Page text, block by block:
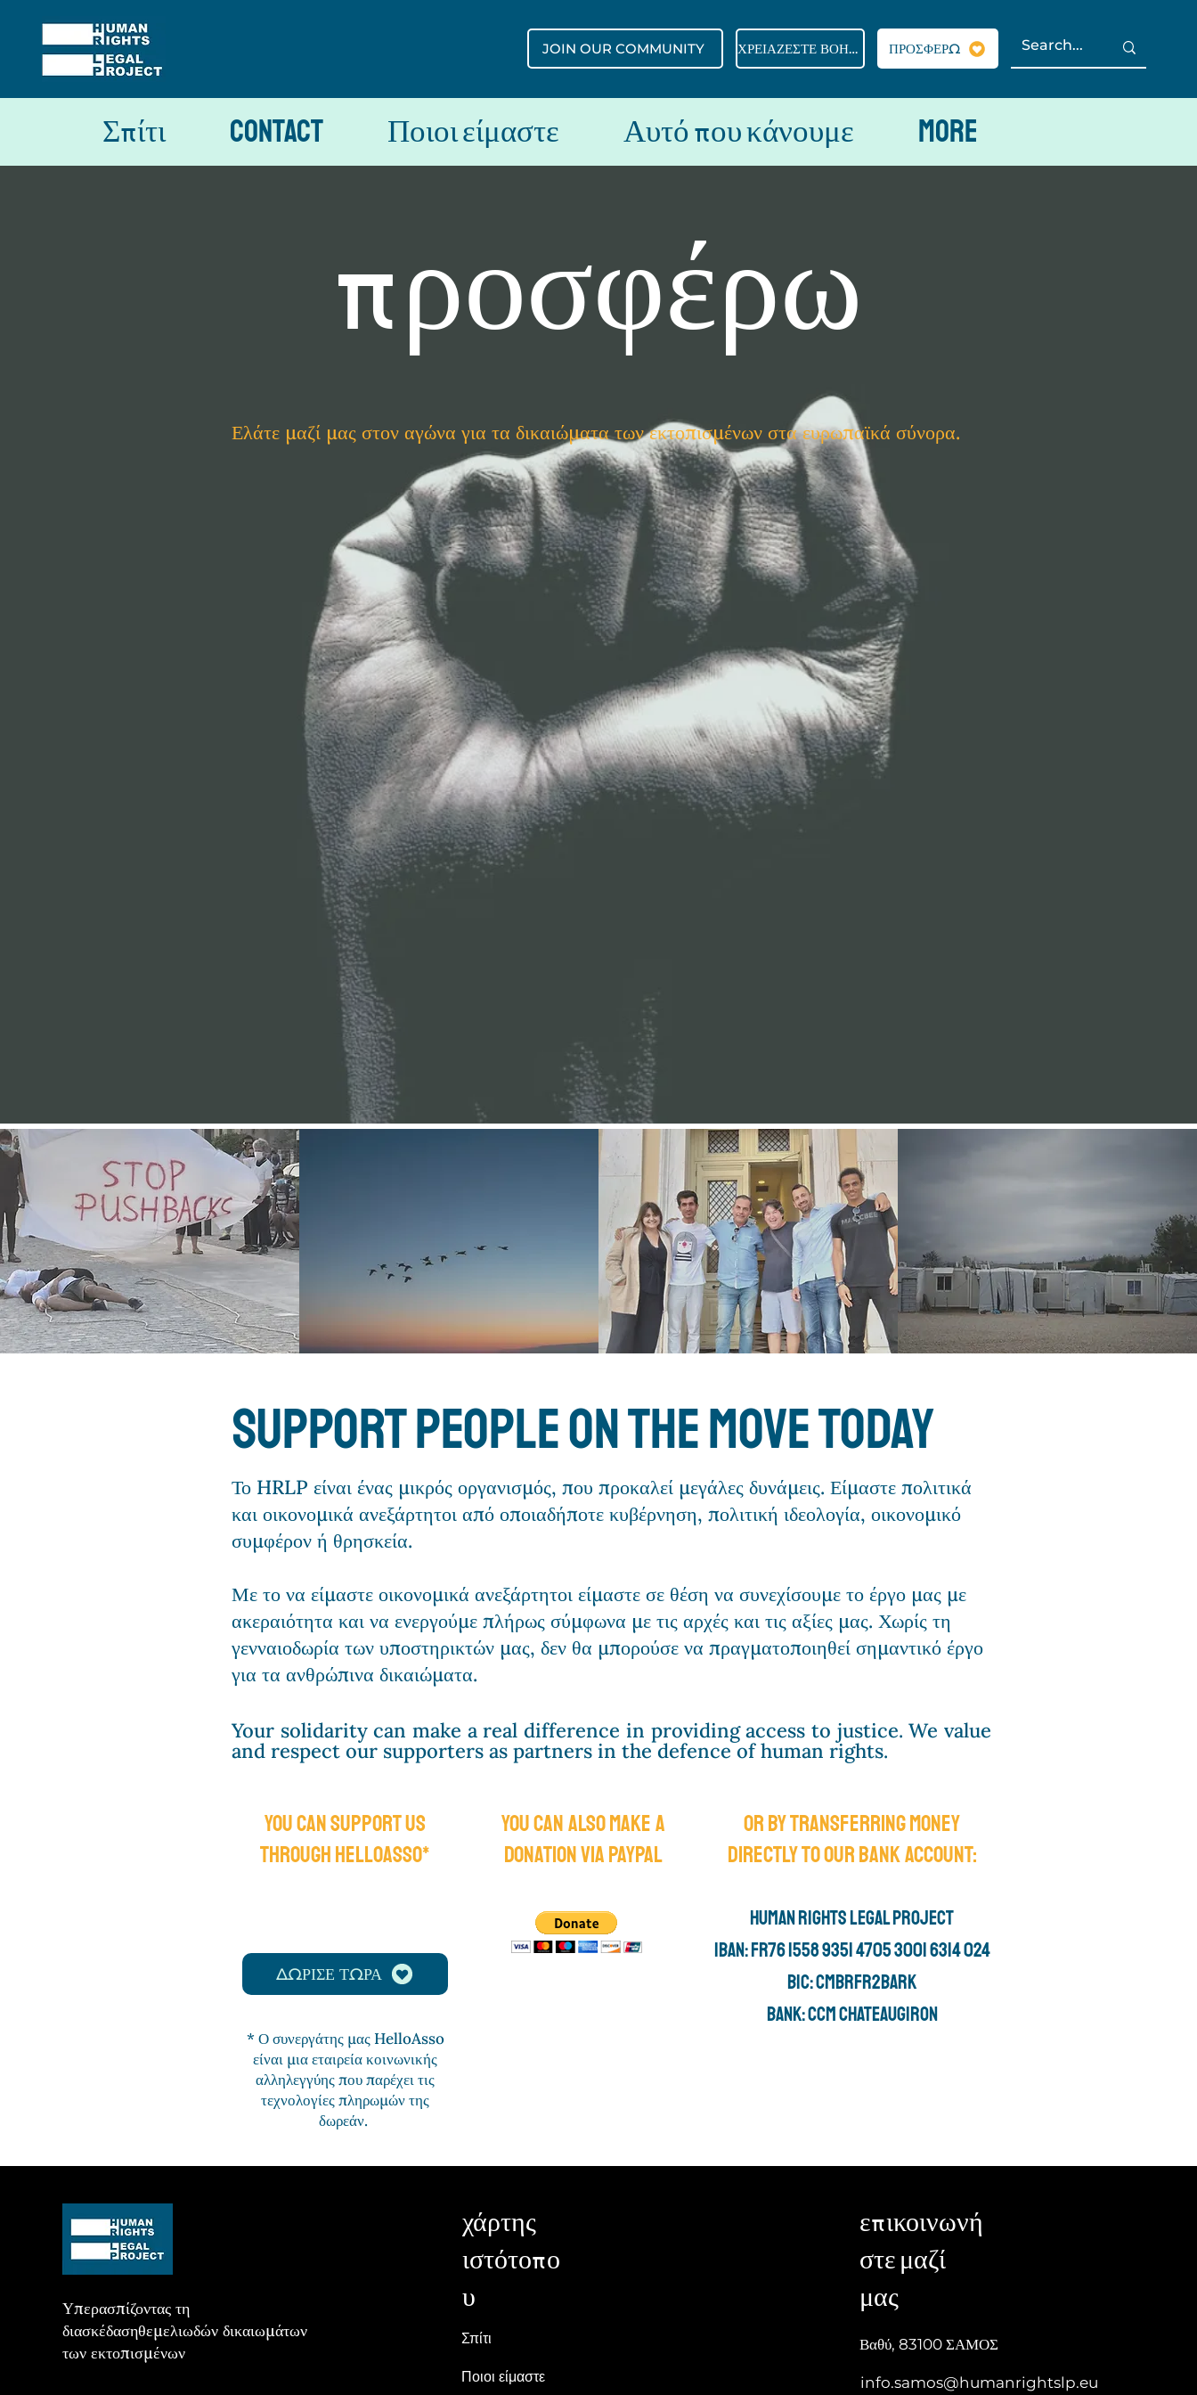
JOIN OUR COMMUNITY ΧΡΕΙΑΖΕΣΤΕ ΒΟΗΘΕΙΑ? ΠΡΟΣΦΕΡΩ
Σπίτι Contact Ποιοι είμαστε Αυτό που κάνουμε More
προσφέρω
Ελάτε μαζί μας στον αγώνα για τα δικαιώματα των εκτοπισμένων στα ευρωπαϊκά σύνορα.
support people on the move today
Το HRLP είναι ένας μικρός οργανισμός, που προκαλεί μεγάλες δυνάμεις. Είμαστε πολιτικά
και οικονομικά ανεξάρτητοι από οποιαδήποτε κυβέρνηση, πολιτική ιδεολογία, οικονομικό
συμφέρον ή θρησκεία.
Με το να είμαστε οικονομικά ανεξάρτητοι είμαστε σε θέση να συνεχίσουμε το έργο μας με
ακεραιότητα και να ενεργούμε πλήρως σύμφωνα με τις αρχές και τις αξίες μας. Χωρίς τη
γενναιοδωρία των υποστηρικτών μας, δεν θα μπορούσε να πραγματοποιηθεί σημαντικό έργο
για τα ανθρώπινα δικαιώματα.
Your solidarity can make a real difference in providing access to justice.We value
and respect our supporters as partners in the defence of human rights.
You can support us
through HelloAsso*
You can also make a
donation via PayPal
ΔΩΡΙΣΕ ΤΩΡΑ
* Ο συνεργάτης μας HelloAsso
είναι μια εταιρεία κοινωνικής
αλληλεγγύης που παρέχει τις
τεχνολογίες πληρωμών της
δωρεάν.
Or by transferring money
directly to our bank account:
HUMAN RIGHTS LEGAL PROJECT
IBAN: FR76 1558 9351 4705 3001 6314 024
BIC: CMBRFR2BARK
Bank: CCM CHATEAUGIRON
Υπερασπίζοντας τη
διασκέδασηθεμελιωδών δικαιωμάτων
των εκτοπισμένων
χάρτης
ιστότοπο
υ
Σπίτι
Ποιοι είμαστε
επικοινωνή
στε μαζί
μας
Βαθύ, 83100 ΣΑΜΟΣ
info.samos@humanrightslp.eu